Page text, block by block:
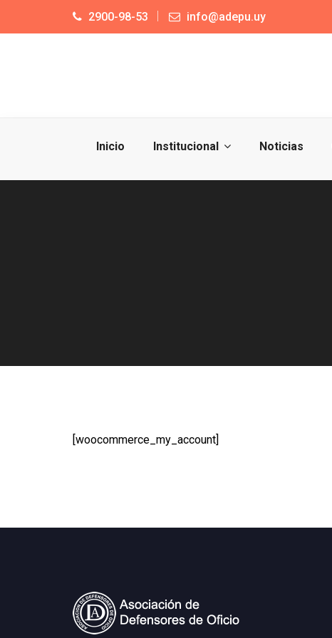
2900-98-53 info@adepu.uy
Inicio Institucional Noticias
[woocommerce_my_account]